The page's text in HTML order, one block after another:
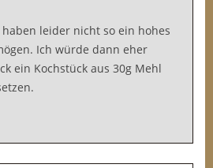
haben leider nicht so ein hohes
Ich würde dann eher
ein Kochstück aus 30g Mehl